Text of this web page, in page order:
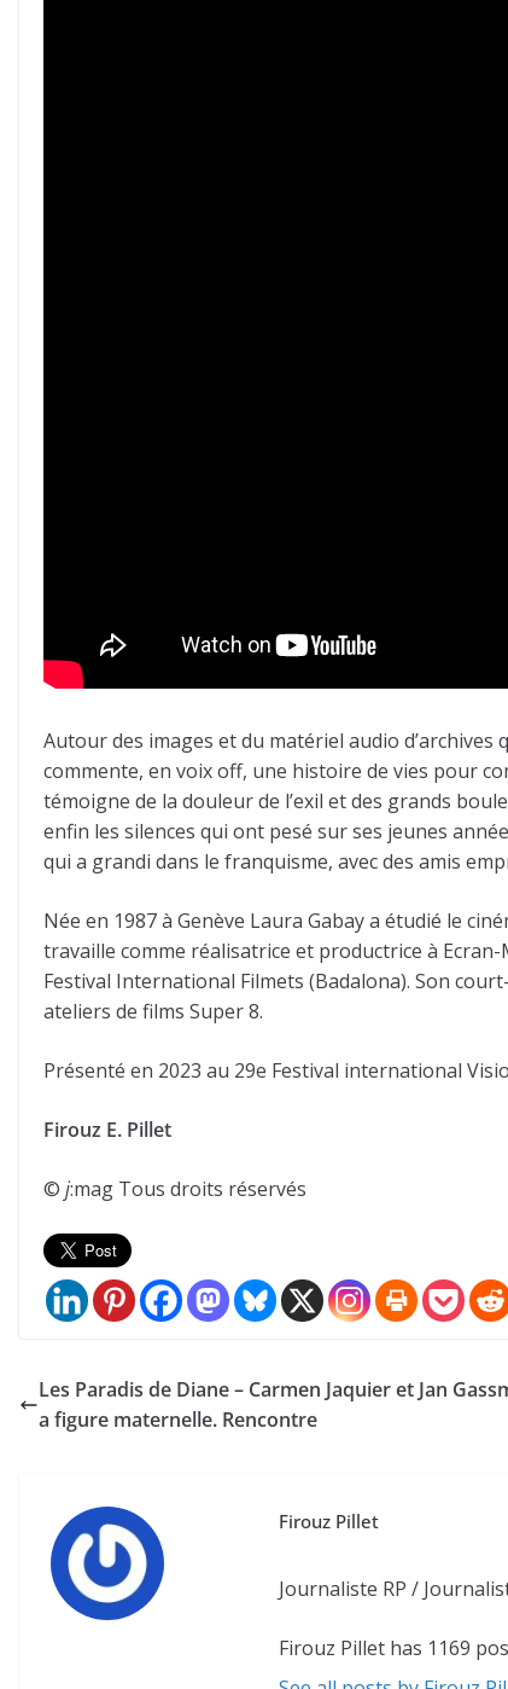
Autour des images et du matériel audio
commente, en voix off, une histoire de vies pour
témoigne de la douleur de l’exil et des grands
enfin les silences qui ont pesé sur ses jeunes
qui a grandi dans le franquisme, avec des amis
Née en 1987 à Genève Laura Gabay a étudié le
travaille comme réalisatrice et productrice à
Festival International Filmets (Badalona). Son
ateliers de films Super 8.
Présenté en 2023 au 29e Festival international
Firouz E. Pillet
© j:mag Tous droits réservés
Les Paradis de Diane – Carmen Jaquier et Jan
a figure maternelle. Rencontre
Firouz Pillet
Journaliste RP /
Firouz Pillet has 1169